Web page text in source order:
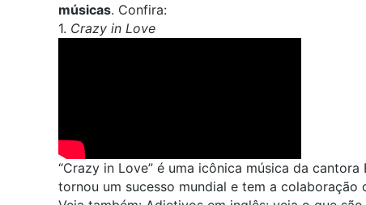
músicas. Confira:
1. Crazy in Love
“Crazy in Love” é uma icônica música da
tornou um sucesso mundial e tem a colaboração